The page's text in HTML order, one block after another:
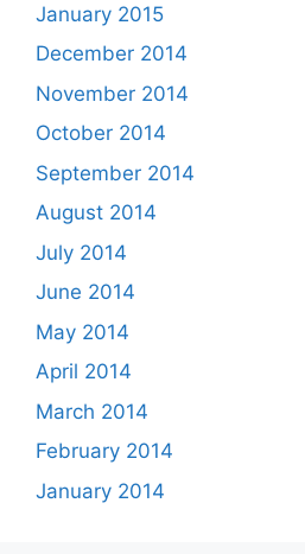
January 2015
December 2014
November 2014
October 2014
September 2014
August 2014
July 2014
June 2014
May 2014
April 2014
March 2014
February 2014
January 2014